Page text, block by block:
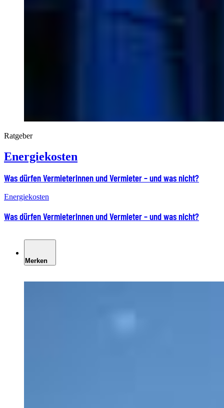
Ratgeber
Energiekosten
Was dürfen Vermieterinnen und Vermieter – und was nicht?
Energiekosten
Was dürfen Vermieterinnen und Vermieter – und was nicht?
Merken